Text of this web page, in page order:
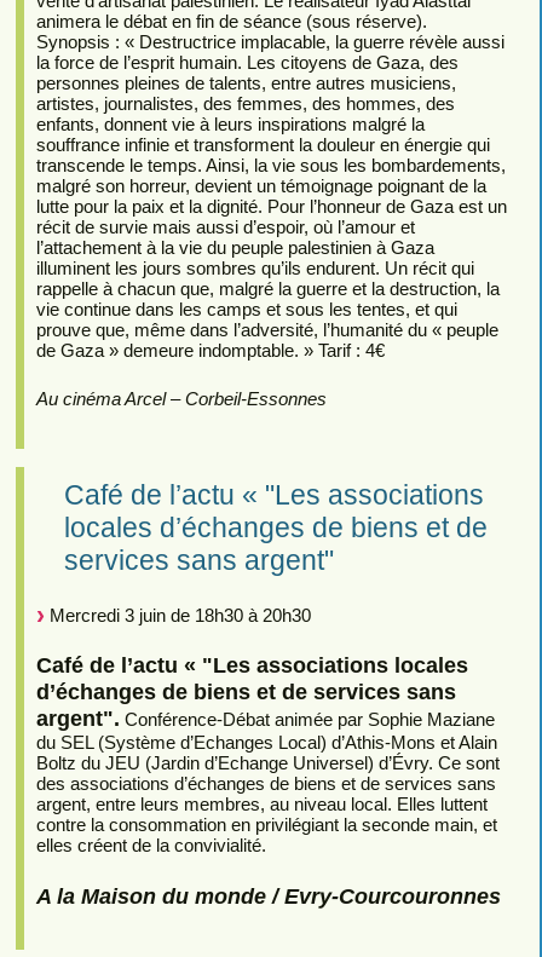
animera le débat en fin de séance (sous réserve).
Synopsis : « Destructrice implacable, la guerre révèle aussi
la force de l’esprit humain. Les citoyens de Gaza, des
personnes pleines de talents, entre autres musiciens,
artistes, journalistes, des femmes, des hommes, des
enfants, donnent vie à leurs inspirations malgré la
souffrance infinie et transforment la douleur en énergie qui
transcende le temps. Ainsi, la vie sous les bombardements,
malgré son horreur, devient un témoignage poignant de la
lutte pour la paix et la dignité. Pour l’honneur de Gaza est un
récit de survie mais aussi d’espoir, où l’amour et
l’attachement à la vie du peuple palestinien à Gaza
illuminent les jours sombres qu’ils endurent. Un récit qui
rappelle à chacun que, malgré la guerre et la destruction, la
vie continue dans les camps et sous les tentes, et qui
prouve que, même dans l’adversité, l’humanité du « peuple
de Gaza » demeure indomptable. » Tarif : 4€
Au cinéma Arcel – Corbeil-Essonnes
Café de l’actu « "Les associations
locales d’échanges de biens et de
services sans argent"
Mercredi 3 juin de 18h30 à 20h30
Café de l’actu « "Les associations locales
d’échanges de biens et de services sans
argent". Conférence-Débat animée par Sophie Maziane
du SEL (Système d’Echanges Local) d’Athis-Mons et Alain
Boltz du JEU (Jardin d’Echange Universel) d’Évry. Ce sont
des associations d’échanges de biens et de services sans
argent, entre leurs membres, au niveau local. Elles luttent
contre la consommation en privilégiant la seconde main, et
elles créent de la convivialité.
A la Maison du monde / Evry-Courcouronnes